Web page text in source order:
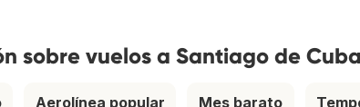
sobre vuelos a Santiago de Cuba
Aerolínea popular
Mes barato